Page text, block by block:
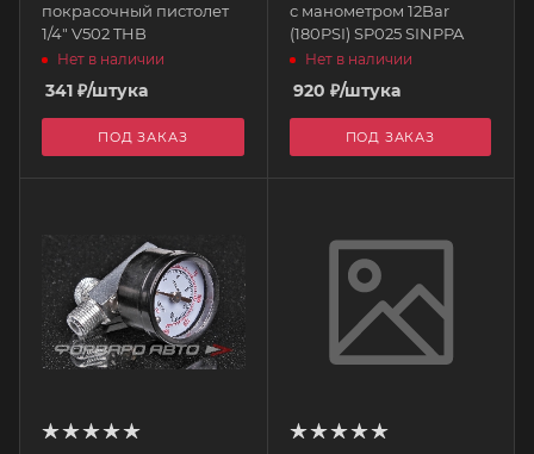
покрасочный пистолет
1/4" V502 THB
Нет в наличии
341 ₽/штука
ПОД ЗАКАЗ
с манометром 12Bar
(180PSI) SP025 SINPPA
Нет в наличии
920 ₽/штука
ПОД ЗАКАЗ